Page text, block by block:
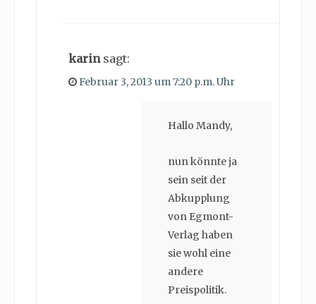
karin sagt:
Februar 3, 2013 um 7:20 p.m. Uhr
Hallo Mandy,
nun könnte ja
sein seit der
Abkupplung
von Egmont-
Verlag haben
sie wohl eine
andere
Preispolitik.